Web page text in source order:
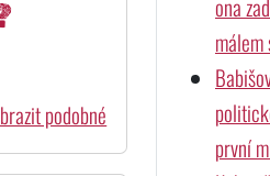
podobné
ona
první